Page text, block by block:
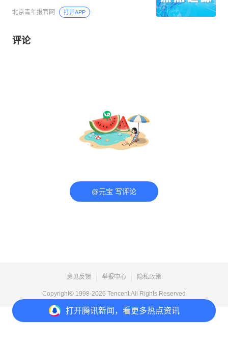
打开腾讯新闻，看更多热点资讯
北京青年报官网 打开APP
评论
@元宝 写评论
意见反馈 举报中心 隐私政策
Copyright© 1998-2026 Tencent.All Rights Reserved